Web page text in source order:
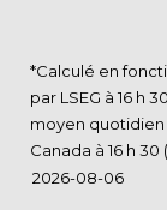
*Calculé en
par LSEG à 16 h
moyen quotidien
Canada à 16 h